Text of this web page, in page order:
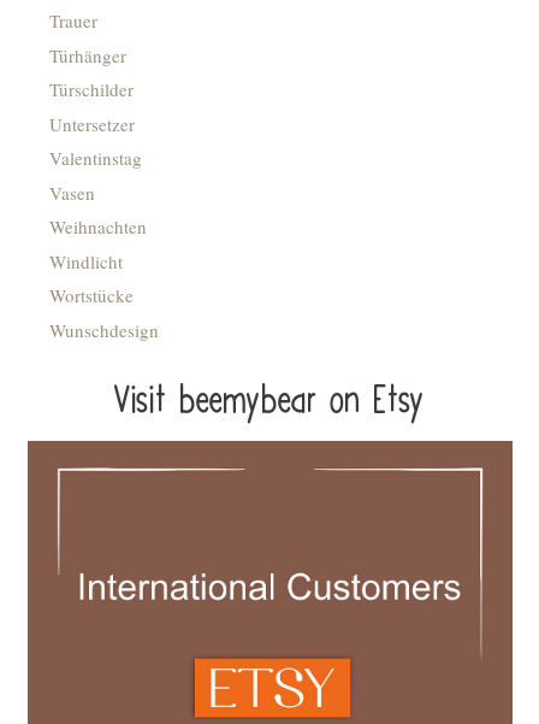
Trauer
Türhänger
Türschilder
Untersetzer
Valentinstag
Vasen
Weihnachten
Windlicht
Wortstücke
Wunschdesign
Visit beemybear on Etsy